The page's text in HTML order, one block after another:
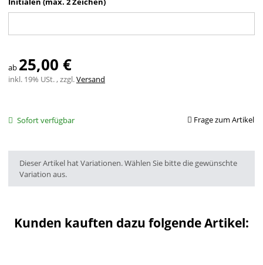
ab 25,00 €
inkl. 19% USt. , zzgl.Versand
Sofort verfügbar Frage zum Artikel
x
Dieser Artikel hat Variationen. Wählen Sie bitte die gewünschte
Variation aus.
Kunden kauften dazu folgende Artikel: